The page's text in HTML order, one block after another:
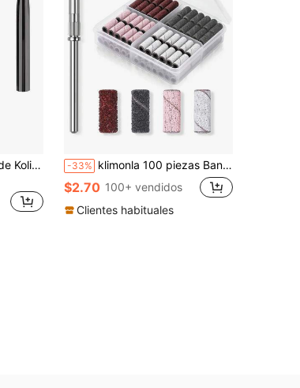
Pincel de uñas acrílicas de Kolinsky, talla 8-18, pincel de uñas acrílicas de Kolinsky de alta calidad de sándalo, pincel de uñas acrílicas, pincel de uñas acrílicas de Kolinsky, pincel de polvo acrílico
-33% klimonla 100 piezas Bandas de Lijado Mini Multicolor (4 Colores) con Soporte Mejorado de 3.1mm - Suministros Profesionales para Salón de Uñas y Herramientas de Pulido. Regalo Ideal para el Día de la Madre; Juego Portátil en Caja - Esencial para Viajes
$2.70 100+ vendidos
Clientes habituales